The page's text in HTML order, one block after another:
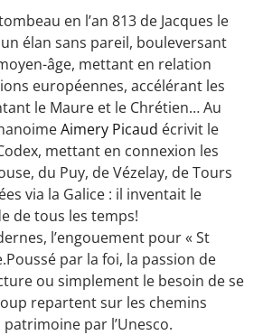
en l’an 813 de Jacques le
élan sans pareil, bouleversant
âge, mettant en relation
européennes, accélérant les
le Maure et le Chrétien… Au
Aimery Picaud écrivit le
mettant en connexion les
du Puy, de Vézelay, de Tours
via la Galice : il inventait le
de tous les temps!
l’engouement pour « St
par la foi, la passion de
ou simplement le besoin de se
repartent sur les chemins
par l’Unesco.